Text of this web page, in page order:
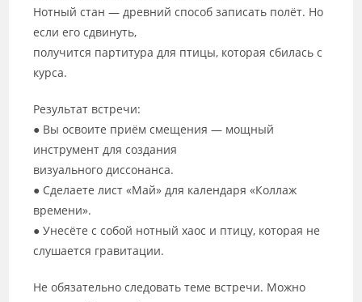
Нотный стан — древний способ записать полёт. Но
если его сдвинуть,
получится партитура для птицы, которая сбилась с
курса.
Результат встречи:
● Вы освоите приём смещения — мощный
инструмент для создания
визуального диссонанса.
● Сделаете лист «Май» для календаря «Коллаж
времени».
● Унесёте с собой нотный хаос и птицу, которая не
слушается гравитации.
Не обязательно следовать теме встречи. Можно